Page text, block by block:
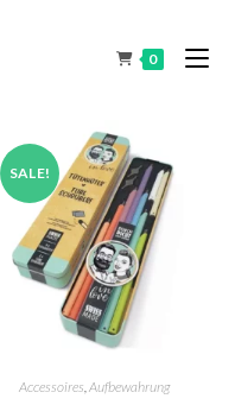
0
SALE!
Accessoires,Aufbewahrung